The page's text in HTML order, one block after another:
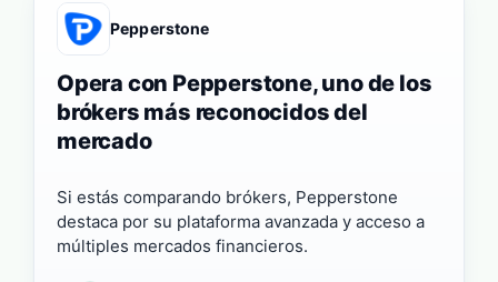
Pepperstone
Opera con Pepperstone, uno de los
brókers más reconocidos del
mercado
Si estás comparando brókers, Pepperstone
destaca por su plataforma avanzada y acceso a
múltiples mercados financieros.